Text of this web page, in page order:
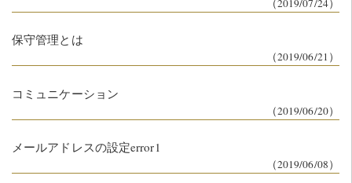
保守管理とは
（2019/06/21）
コミュニケーション
（2019/06/20）
メールアドレスの設定error1
（2019/06/08）